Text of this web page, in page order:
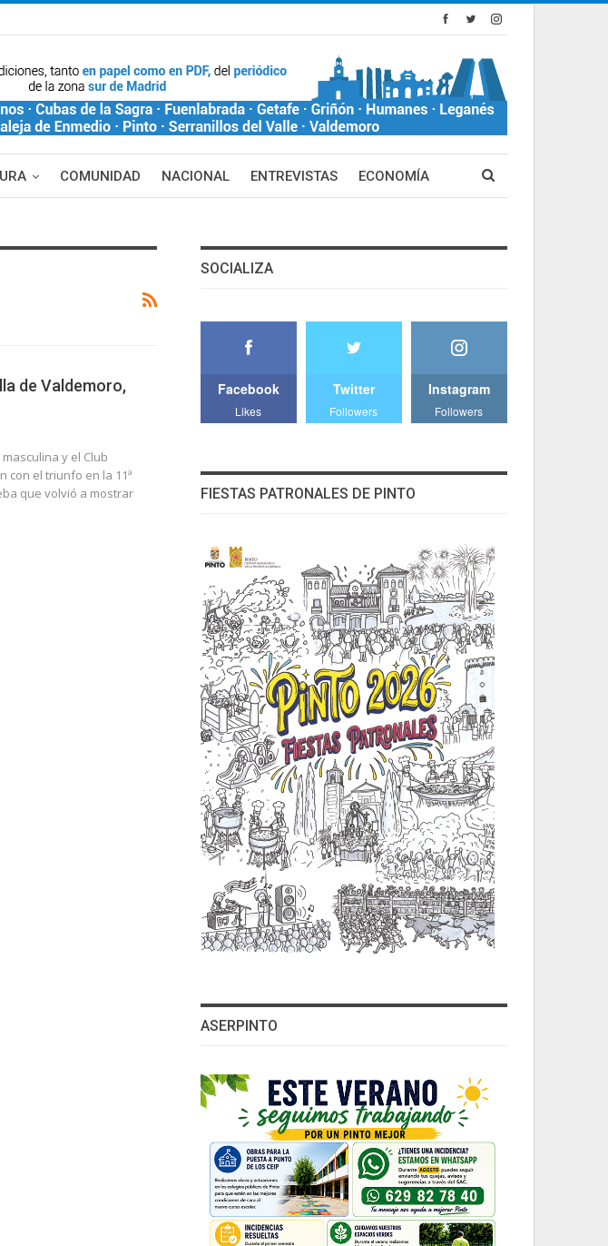
COMUNIDAD NACIONAL ENTREVISTAS ECONOMÍA
de Valdemoro,
y el Club
con el triunfo en la 11ª
que volvió a mostrar
SOCIALIZA
Facebook
Likes
Twitter
Followers
Instagram
Followers
FIESTAS PATRONALES DE PINTO
ASERPINTO